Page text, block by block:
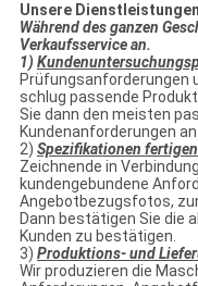
Unsere Dienstleistungen
Während des ganzen
Verkaufsservice an.
1)
Prüfungsanforderungen
schlug passende
Sie dann den meisten
Kundenanforderungen an.
2) Spezifikationen
Zeichnende in
kundengebundene
Angebotbezugsfotos,
Dann bestätigen Sie die
Kunden zu bestätigen.
3) Produktions- und
Wir produzieren die